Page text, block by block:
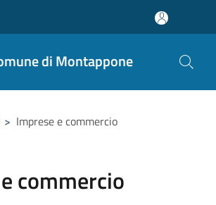
di Montappone
> Imprese e commercio
commercio